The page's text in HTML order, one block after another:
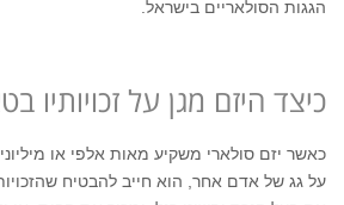
הגגות הסולאריים בישראל.
כיצד היזם מגן על זכויותיו
כאשר יזם סולארי משקיע מאות אלפי או
על גג של אדם אחר, הוא חייב להבטיח